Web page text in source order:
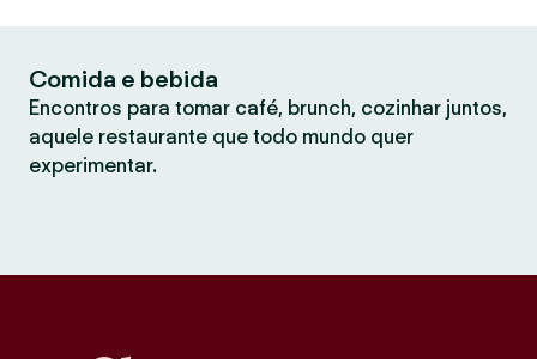
Comida e bebida
Encontros para tomar café, brunch, cozinhar juntos,
aquele restaurante que todo mundo quer
experimentar.